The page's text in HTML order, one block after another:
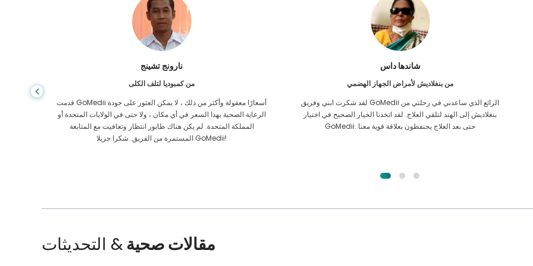
شاندها داس
من بنغلاديش لأمراض الجهاز الهضمي
لقد شكرت ابني وفريق GoMedii الرائع الذي ساعدني في رحلتي من
بنغلاديش إلى الهند لتلقي العلاج. لقد اتخذنا الخيار الصحيح في اختيار
GoMedii. حتى بعد العلاج يحتفظون بعلاقة قوية معنا
فرق الاسلام
من بنجلاديش لزراعة الكلى
لقد أعطيت كل الأمل في أنني سأتمكن من تلقي أي نوع من العلاج لمشكلة
الكلى التي أعاني منها. كان ذلك فقط بعد أن صادفت GoMedii بحمد الله
واتصلت بهم.
مقالات صحية& التحديثات